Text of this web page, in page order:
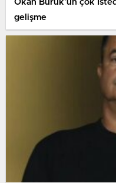
Okan Buruk’un çok
gelişme